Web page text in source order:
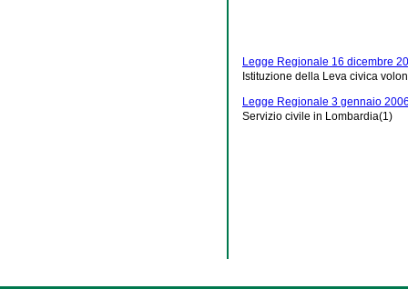
Legge Regionale 16 dicembre
Istituzione della Leva civica
Legge Regionale 3 gennaio
Servizio civile in Lombardia(1)